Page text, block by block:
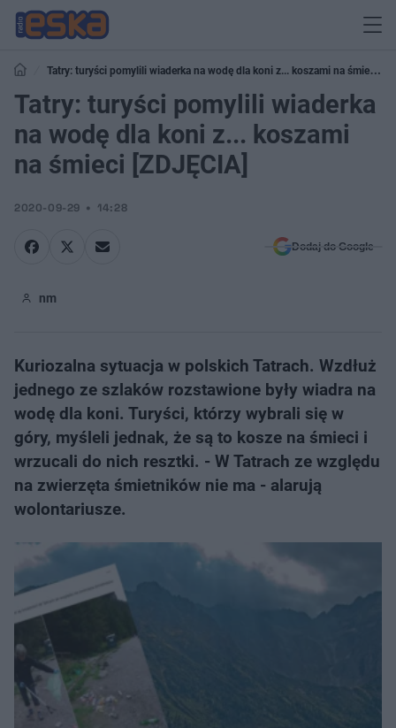
Tatry: turyści pomylili wiaderka na wodę dla koni z... koszami na śmieci
[ZDJĘCIA]
Tatry: turyści pomylili wiaderka
na wodę dla koni z... koszami
na śmieci [ZDJĘCIA]
2020-09-29 14:28
Dodaj do Google
nm
Kuriozalna sytuacja w polskich Tatrach. Wzdłuż
jednego ze szlaków rozstawione były wiadra na
wodę dla koni. Turyści, którzy wybrali się w
góry, myśleli jednak, że są to kosze na śmieci i
wrzucali do nich resztki. - W Tatrach ze względu
na zwierzęta śmietników nie ma - alarują
wolontariusze.